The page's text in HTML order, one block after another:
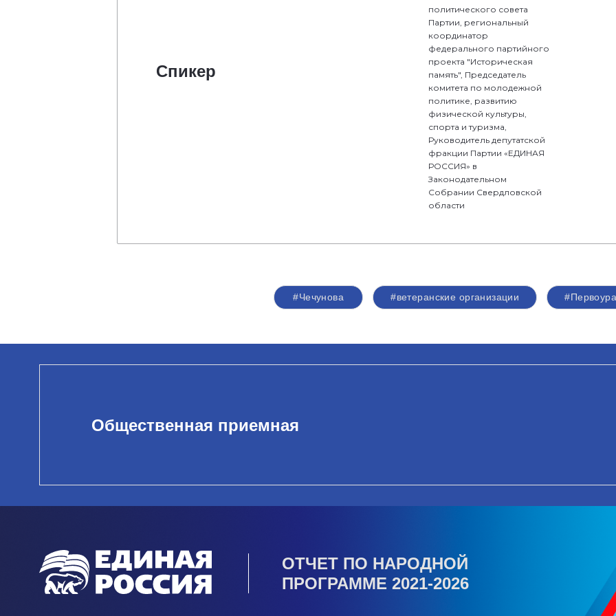
Спикер
политического совета
Партии, региональный
координатор
федерального партийного
проекта "Историческая
память", Председатель
комитета по молодежной
политике, развитию
физической культуры,
спорта и туризма,
Руководитель депутатской
фракции Партии «ЕДИНАЯ
РОССИЯ» в
Законодательном
Собрании Свердловской
области
#Чечунова #ветеранские организации
Общественная приемная
ОТЧЕТ ПО НАРОДНОЙ
ПРОГРАММЕ 2021-2026